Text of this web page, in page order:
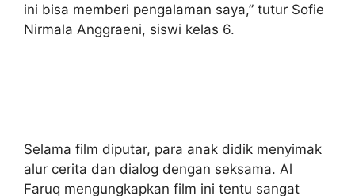
ini bisa memberi pengalaman saya,” tutur Sofie
Nirmala Anggraeni, siswi kelas 6.
Selama film diputar, para anak didik menyimak
alur cerita dan dialog dengan seksama. Al
Faruq mengungkapkan film ini tentu sangat